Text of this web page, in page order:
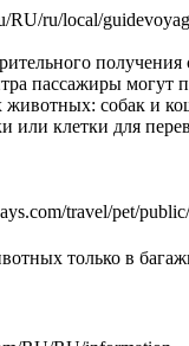
RU/ru/local/
получения
пассажиры могут
животных: собак и
или клетки для
travel/pet/
только в